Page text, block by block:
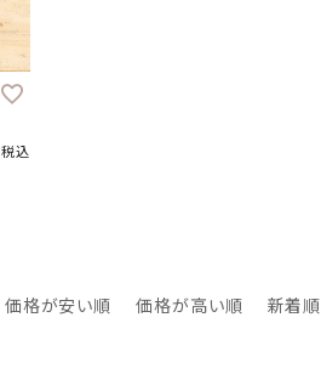
税込
価格が安い順 価格が高い順 新着順